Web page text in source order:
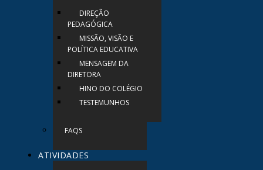
DIREÇÃO
PEDAGÓGICA
MISSÃO, VISÃO E
POLÍTICA EDUCATIVA
MENSAGEM DA
DIRETORA
HINO DO COLÉGIO
TESTEMUNHOS
FAQS
ATIVIDADES